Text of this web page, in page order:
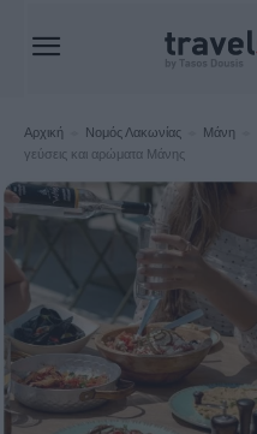
Αρχική Νομός Λακωνίας Μάνη
γεύσεις και αρώματα Μάνης